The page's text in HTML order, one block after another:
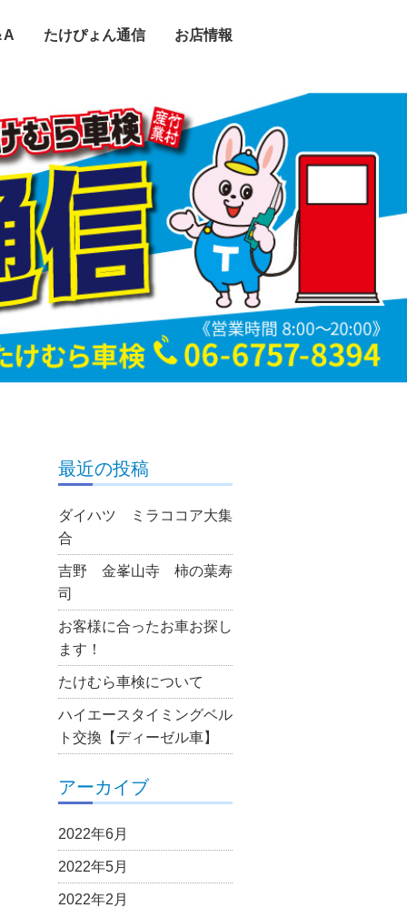
A たけぴょん通信 お店情報
最近の投稿
ダイハツ ミラココア大集
合
吉野 金峯山寺 柿の葉寿
司
お客様に合ったお車お探し
ます！
たけむら車検について
ハイエースタイミングベル
ト交換【ディーゼル車】
アーカイブ
2022年6月
2022年5月
2022年2月